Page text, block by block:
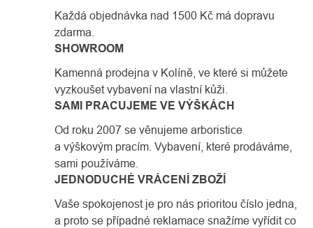
Každá objednávka nad 1500 Kč má dopravu
zdarma.
SHOWROOM
Kamenná prodejna v Kolíně, ve které si můžete
vyzkoušet vybavení na vlastní kůži.
SAMI PRACUJEME VE VÝŠKÁCH
Od roku 2007 se věnujeme arboristice
a výškovým pracím. Vybavení, které prodáváme,
sami používáme.
JEDNODUCHÉ VRÁCENÍ ZBOŽÍ
Vaše spokojenost je pro nás prioritou číslo jedna,
a proto se případné reklamace snažíme vyřídit co